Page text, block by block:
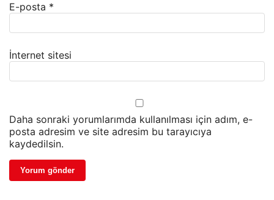
E-posta *
İnternet sitesi
Daha sonraki yorumlarımda kullanılması için adım, e-
posta adresim ve site adresim bu tarayıcıya
kaydedilsin.